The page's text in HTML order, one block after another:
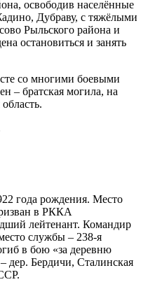
освободив населённые
Дубраву, с тяжёлыми
Рыльского района и
остановиться и занять
со многими боевыми
– братская могила, на
года рождения. Место
в РККА
лейтенант. Командир
службы – 238-я
в бою «за деревню
дер. Бердичи, Сталинская